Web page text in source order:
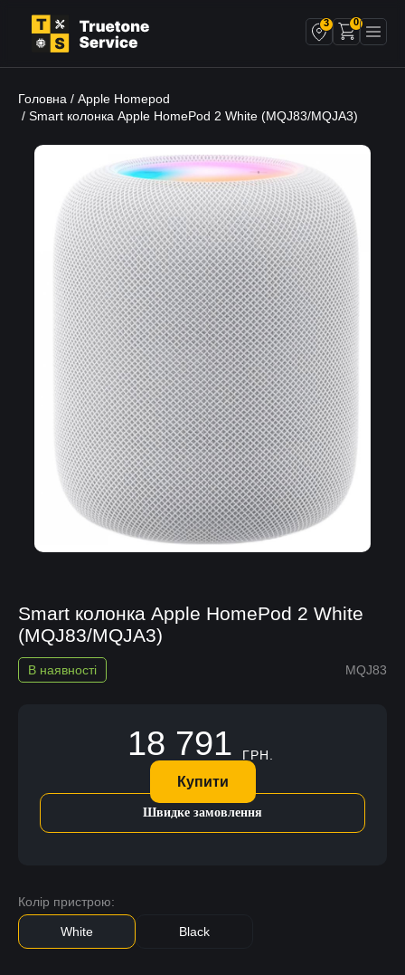
3 0
Головна / Apple Homepod
/ Smart колонка Apple HomePod 2 White (MQJ83/MQJA3)
Smart колонка Apple HomePod 2 White
(MQJ83/MQJA3)
MQJ83
В наявності
Колір пристрою:
White Black
18 791 ГРН.
Купити
Швидке замовлення